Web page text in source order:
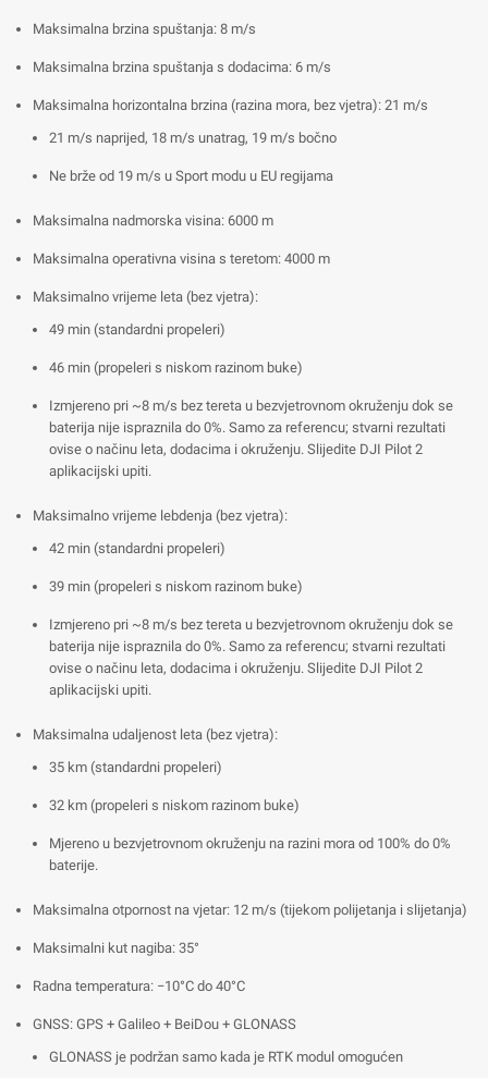
Maksimalna brzina spuštanja: 8 m/s
Maksimalna brzina spuštanja s dodacima: 6 m/s
Maksimalna horizontalna brzina (razina mora, bez vjetra): 21 m/s
21 m/s naprijed, 18 m/s unatrag, 19 m/s bočno
Ne brže od 19 m/s u Sport modu u EU regijama
Maksimalna nadmorska visina: 6000 m
Maksimalna operativna visina s teretom: 4000 m
Maksimalno vrijeme leta (bez vjetra):
49 min (standardni propeleri)
46 min (propeleri s niskom razinom buke)
Izmjereno pri ~8 m/s bez tereta u bezvjetrovnom okruženju dok se
baterija nije ispraznila do 0%. Samo za referencu; stvarni rezultati
ovise o načinu leta, dodacima i okruženju. Slijedite DJI Pilot 2
aplikacijski upiti.
Maksimalno vrijeme lebdenja (bez vjetra):
42 min (standardni propeleri)
39 min (propeleri s niskom razinom buke)
Izmjereno pri ~8 m/s bez tereta u bezvjetrovnom okruženju dok se
baterija nije ispraznila do 0%. Samo za referencu; stvarni rezultati
ovise o načinu leta, dodacima i okruženju. Slijedite DJI Pilot 2
aplikacijski upiti.
Maksimalna udaljenost leta (bez vjetra):
35 km (standardni propeleri)
32 km (propeleri s niskom razinom buke)
Mjereno u bezvjetrovnom okruženju na razini mora od 100% do 0%
baterije.
Maksimalna otpornost na vjetar: 12 m/s (tijekom polijetanja i slijetanja)
Maksimalni kut nagiba: 35°
Radna temperatura: −10°C do 40°C
GNSS: GPS + Galileo + BeiDou + GLONASS
GLONASS je podržan samo kada je RTK modul omogućen